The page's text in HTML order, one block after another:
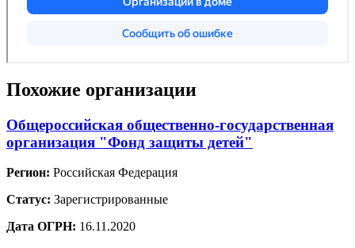
Похожие организации
Общероссийская общественно-государственная
организация "Фонд защиты детей"
Регион: Российская Федерация
Статус: Зарегистрированные
Дата ОГРН: 16.11.2020